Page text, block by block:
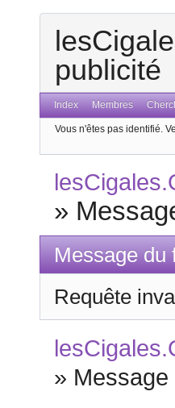
publicité
Index Membres
Vous n'êtes pas identifié.
»
Message du
Requête
»